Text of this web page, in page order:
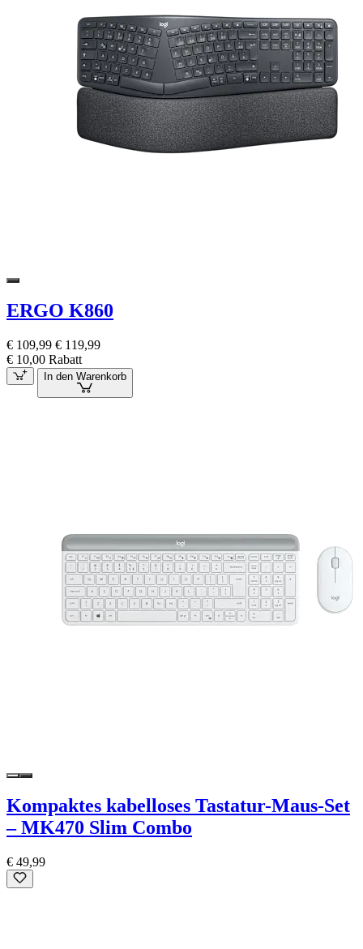
ERGO K860
€ 109,99 € 119,99
€ 10,00 Rabatt
In den Warenkorb
Kompaktes kabelloses Tastatur-Maus-Set
– MK470 Slim Combo
€ 49,99